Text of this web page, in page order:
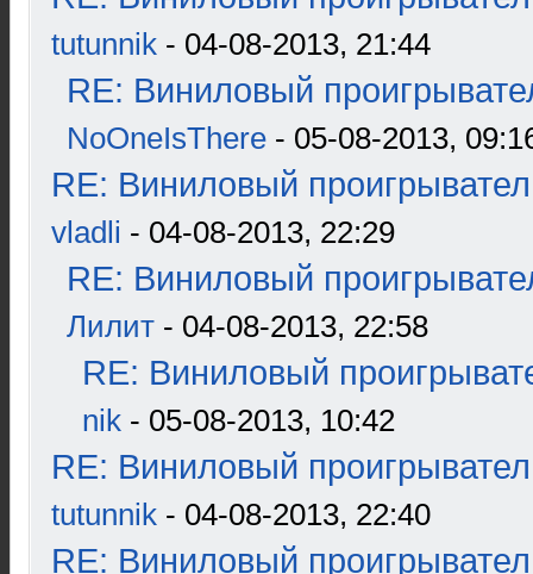
tutunnik - 04-08-2013, 21:44
RE: Виниловый
NoOneIsThere - 05-08-2013,
RE: Виниловый
vladli - 04-08-2013, 22:29
RE: Виниловый
Лилит - 04-08-2013, 22:58
RE: Виниловый
nik - 05-08-2013, 10:42
RE: Виниловый
tutunnik - 04-08-2013, 22:40
RE: Виниловый